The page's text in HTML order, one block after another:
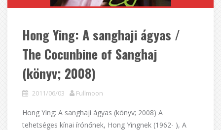
Hong Ying: A sanghaji ágyas /
The Cocunbine of Sanghaj
(könyv; 2008)
2011/06/03 Fullmoon
Hong Ying: A sanghaji ágyas (könyv; 2008) A
tehetséges kínai írónőnek, Hong Yingnek (1962- ), A